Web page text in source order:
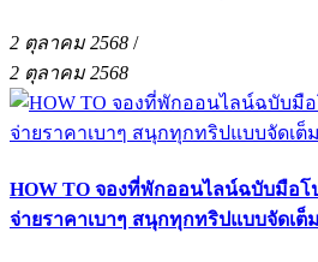
2 ตุลาคม 2568 /
2 ตุลาคม 2568
HOW TO จองที่พักออนไลน์ฉบับมือโ
จ่ายราคาเบาๆ สนุกทุกทริปแบบจัดเต็